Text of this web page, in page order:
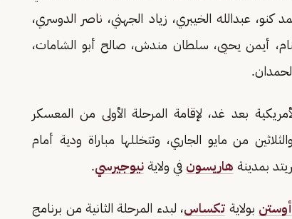
عبدالله الخيبري، زياد الجهني، ناصر الدوسري،
أيمن يحيى، سلطان مندش، صالح أبو الشامات،
بعد غد، لإقامة المرحلة الأولى من المعسكر
من مايو الجاري، وتتخللها مباراة ودية أمام
هاريسون في ولاية نيوجيرسي.
أوستن بولاية تكساس، لبدء المرحلة الثانية من برنامج